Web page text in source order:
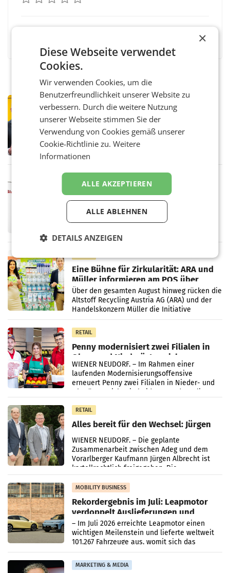
PRIMENEWS
Österreichische Post: Umsatzplus im
ersten Halbjahr trotz schwachem
Briefgeschäft
WIEN Die Österreichische Post AG hat im
ersten Halbjahr 2026 einen Konzernumsatz
von 1.544,0 Mio. EUR erwirtschaftet, was
Vergleichszeitraum
ProSiebenSat.1 spart und macht
überraschend viel Gewinn
UNTERFÖHRING/MAILAND/AMSTERDAM. Der
Fernsehkonzern ProSiebenSat.1 hat im
wieder Gewinn gemacht und die
Eine Bühne für Zirkularität: ARA und
Müller informieren am POS über
Kreislauffähigkeit
Über den gesamten August hinweg rücken die
Altstoff Recycling Austria AG (ARA) und der
Handelskonzern Müller die Initiative
„Kreislauf-Helden“ in allen österreichischen
Müller-Filialen
RETAIL
Penny modernisiert zwei Filialen in
Ober- und Niederösterreich
WIENER NEUDORF. – Im Rahmen einer
laufenden Modernisierungsoffensive
erneuert Penny zwei Filialen in Nieder- und
Oberösterreich. Die beiden Standorte liegen
RETAIL
Alles bereit für den Wechsel: Jürgen
Albrecht setzt ab 1.1.2027 auf Adeg
WIENER NEUDORF. – Die geplante
Zusammenarbeit zwischen Adeg und dem
Vorarlberger Kaufmann Jürgen Albrecht ist
kartellrechtlich freigegeben: Die
Bundeswettbewerbsbehörde und der
Bundeskartellanwalt
MOBILITY BUSINESS
Rekordergebnis im Juli: Leapmotor
verdoppelt Auslieferungen und
überschreitet die 100.000er-Marke
– Im Juli 2026 erreichte Leapmotor einen
wichtigen Meilenstein und lieferte weltweit
101.267 Fahrzeuge aus, womit sich das
Ergebnis gegenüber Juli 2025 mehr als
verdoppelte (+102
MARKETING & MEDIA
×
Diese Webseite verwendet
Cookies.
Wir verwenden Cookies, um die
Benutzerfreundlichkeit unserer Website zu
verbessern. Durch die weitere Nutzung
unserer Webseite stimmen Sie der
Verwendung von Cookies gemäß unserer
Cookie-Richtlinie zu.Weitere
Informationen
ALLE AKZEPTIEREN
ALLE ABLEHNEN
DETAILS ANZEIGEN